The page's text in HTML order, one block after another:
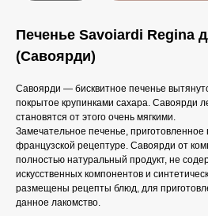
Печенье Savoiardi Regina
(Савоярди)
Савоярди — бисквитное печенье
покрытое крупинками сахара. Савоярди
становятся от этого очень мягкими.
Замечательное печенье, приготовленное
французской рецептуре. Савоярди от
полностью натуральный продукт, не
искусственных компонентов и
размещены рецепты блюд, для
данное лакомство.